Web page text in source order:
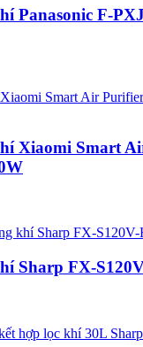
Panasonic F-
Xiaomi Smart
Sharp FX-